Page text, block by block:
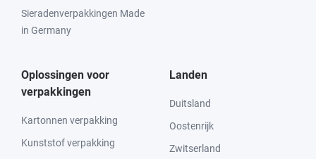
Sieradenverpakkingen Made
in Germany
Oplossingen voor
verpakkingen
Kartonnen verpakking
Kunststof verpakking
Landen
Duitsland
Oostenrijk
Zwitserland